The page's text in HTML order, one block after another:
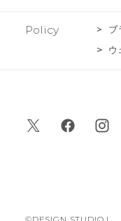
Policy
プ
ウ